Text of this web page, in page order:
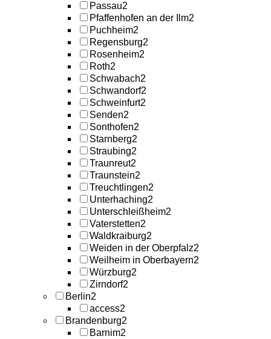
Passau2
Pfaffenhofen an der Ilm2
Puchheim2
Regensburg2
Rosenheim2
Roth2
Schwabach2
Schwandorf2
Schweinfurt2
Senden2
Sonthofen2
Starnberg2
Straubing2
Traunreut2
Traunstein2
Treuchtlingen2
Unterhaching2
Unterschleißheim2
Vaterstetten2
Waldkraiburg2
Weiden in der Oberpfalz2
Weilheim in Oberbayern2
Würzburg2
Zirndorf2
Berlin2
access2
Brandenburg2
Barnim2